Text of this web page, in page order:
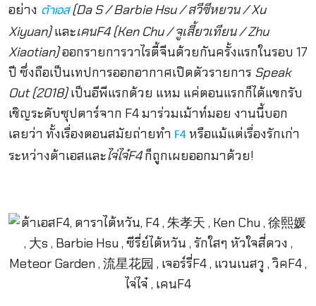
อย่าง ต้าเอส(Da S / Barbie Hsu / สวีซีหยวน / Xu
Xiyuan)และเคนF4 (Ken Chu / จูเสี้ยวเทียน / Zhu
Xiaotian)ออกรายการวาไรตี้จีนด้วยกันครั้งแรกในรอบ 17
ปี ซึ่งถือเป็นเทปการออกอากาศเปิดตัวรายการ Speak
Out (2018)เป็นอีพีแรกด้วย แหม แค่ตอนแรกก็ได้แขกรับ
เชิญระดับซุปตาร์จาก F4 มาร่วมเม้าท์มอย งานนี้บอก
เลยว่า ทั้งเรื่องตอนสมัยถ่ายทำ F4หรือแม้แต่เรื่องรักเก่า
ระหว่างต้าเอสและไจ่ไจ๋F4ก็ถูกเผยออกมาด้วย!